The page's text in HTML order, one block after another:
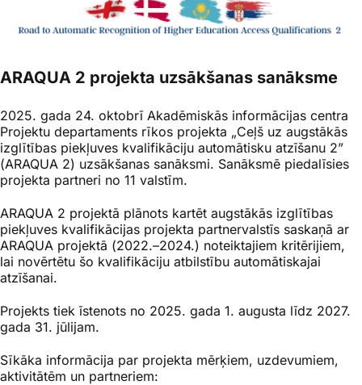
ARAQUA 2 projekta uzsākšanas sanāksme
2025. gada 24. oktobrī Akadēmiskās informācijas centra
Projektu departaments rīkos projekta „Ceļš uz augstākās
izglītības piekļuves kvalifikāciju automātisku atzīšanu 2”
(ARAQUA 2) uzsākšanas sanāksmi. Sanāksmē piedalīsies
projekta partneri no 11 valstīm.
ARAQUA 2 projektā plānots kartēt augstākās izglītības
piekļuves kvalifikācijas projekta partnervalstīs saskaņā ar
ARAQUA projektā (2022.–2024.) noteiktajiem kritērijiem,
lai novērtētu šo kvalifikāciju atbilstību automātiskajai
atzīšanai.
Projekts tiek īstenots no 2025. gada 1. augusta līdz 2027.
gada 31. jūlijam.
Sīkāka informācija par projekta mērķiem, uzdevumiem,
aktivitātēm un partneriem: